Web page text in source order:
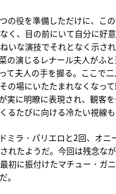
の役を準備しただけに、こ
く、目の前にいて自分に好
いな演技でそれとなく示さ
の演じるレナール夫人がふ
て夫人の手を握る。ここで
の場にいたたまれなくなっ
実に明瞭に表現され、観客
るたびに向ける冷たい視線
ミラ・パリエロと2回、オ
れたようだ。今回は残念な
初に振付けたマチュー・ガ
。